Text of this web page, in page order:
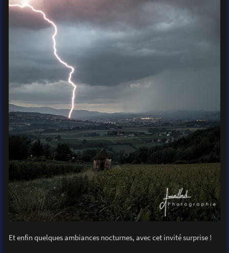
Et enfin quelques ambiances nocturnes, avec cet invité surprise !